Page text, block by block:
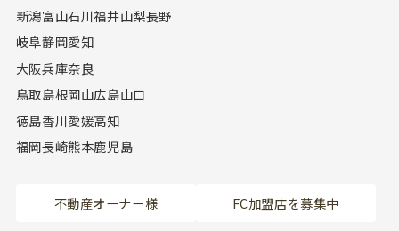
新潟富山石川福井山梨長野
岐阜静岡愛知
大阪兵庫奈良
鳥取島根岡山広島山口
徳島香川愛媛高知
福岡長崎熊本鹿児島
不動産オーナー様 FC加盟店を募集中